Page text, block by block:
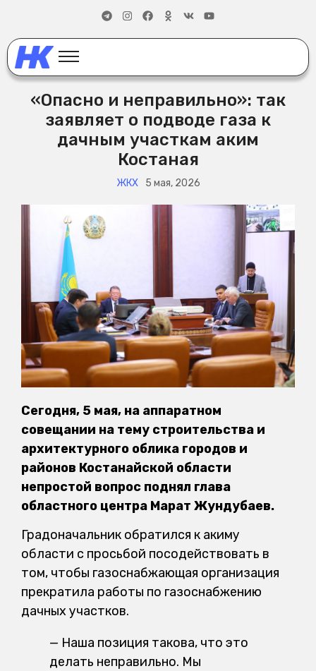
«Опасно и неправильно»: так
заявляет о подводе газа к
дачным участкам аким
Костаная
ЖКХ 5 мая, 2026
Сегодня, 5 мая, на аппаратном
совещании на тему строительства и
архитектурного облика городов и
районов Костанайской области
непростой вопрос поднял глава
областного центра Марат Жундубаев.
Градоначальник обратился к акиму
области с просьбой посодействовать в
том, чтобы газоснабжающая организация
прекратила работы по газоснабжению
дачных участков.
— Наша позиция такова, что это
делать неправильно. Мы